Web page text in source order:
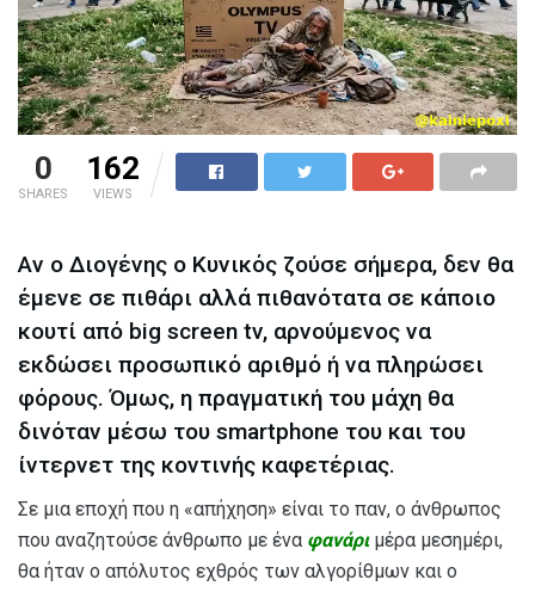
0
SHARES
162
VIEWS
Αν ο Διογένης ο Κυνικός ζούσε σήμερα, δεν θα
έμενε σε πιθάρι αλλά πιθανότατα σε κάποιο
κουτί από big screen tv, αρνούμενος να
εκδώσει προσωπικό αριθμό ή να πληρώσει
φόρους. Όμως, η πραγματική του μάχη θα
δινόταν μέσω του smartphone του και του
ίντερνετ της κοντινής καφετέριας.
Σε μια εποχή που η «απήχηση» είναι το παν, ο άνθρωπος
που αναζητούσε άνθρωπο με ένα φανάρι μέρα μεσημέρι,
θα ήταν ο απόλυτος εχθρός των αλγορίθμων και ο